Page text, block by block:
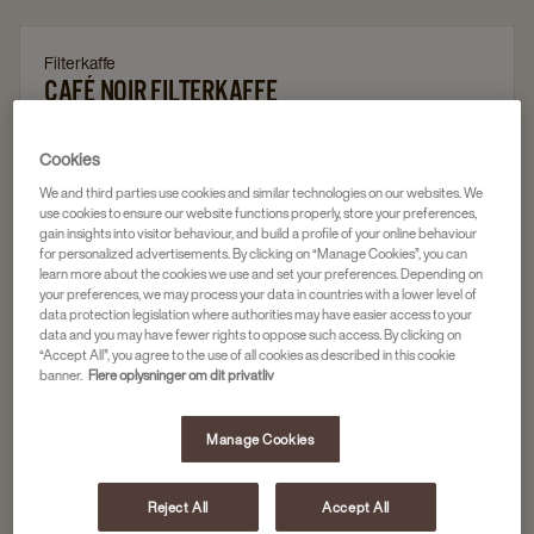
Filterkaffe
CAFÉ NOIR FILTERKAFFE
Dyb, rund og fyldig smag
100 % Arabicabønner
Mellem-/ mørkristet
UTZ certificeret
Ikke på lager? Hvorfor ikke forkæle jer selv med Café
Noir Filterkaffe 4009083 i stedet?
Cookies
We and third parties use cookies and similar technologies on our websites. We
use cookies to ensure our website functions properly, store your preferences,
gain insights into visitor behaviour, and build a profile of your online behaviour
for personalized advertisements. By clicking on “Manage Cookies”, you can
learn more about the cookies we use and set your preferences. Depending on
your preferences, we may process your data in countries with a lower level of
data protection legislation where authorities may have easier access to your
data and you may have fewer rights to oppose such access. By clicking on
“Accept All”, you agree to the use of all cookies as described in this cookie
banner. Flere oplysninger om dit privatliv
Manage Cookies
Reject All Accept All